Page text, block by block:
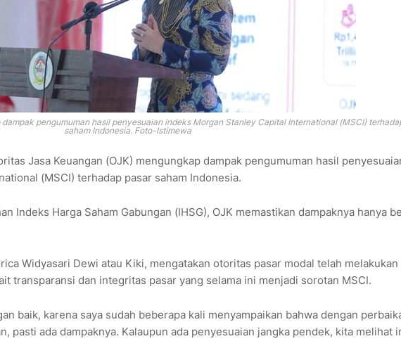
pengumuman hasil penyesuaian indeks Morgan Stanley Capital International (MSCI)
saham Indonesia. Foto-Istimewa
Jasa Keuangan (OJK) mengungkap dampak pengumuman hasil
(MSCI) terhadap pasar saham Indonesia.
Indeks Harga Saham Gabungan (IHSG), OJK memastikan dampaknya hanya
Widyasari Dewi atau Kiki, mengatakan otoritas pasar modal telah melakukan
transparansi dan integritas pasar yang selama ini menjadi sorotan MSCI.
baik, karena saya sudah beberapa kali menyampaikan bahwa dengan
pasti ada dampaknya. Kalaupun ada penyesuaian jangka pendek, kita melihat